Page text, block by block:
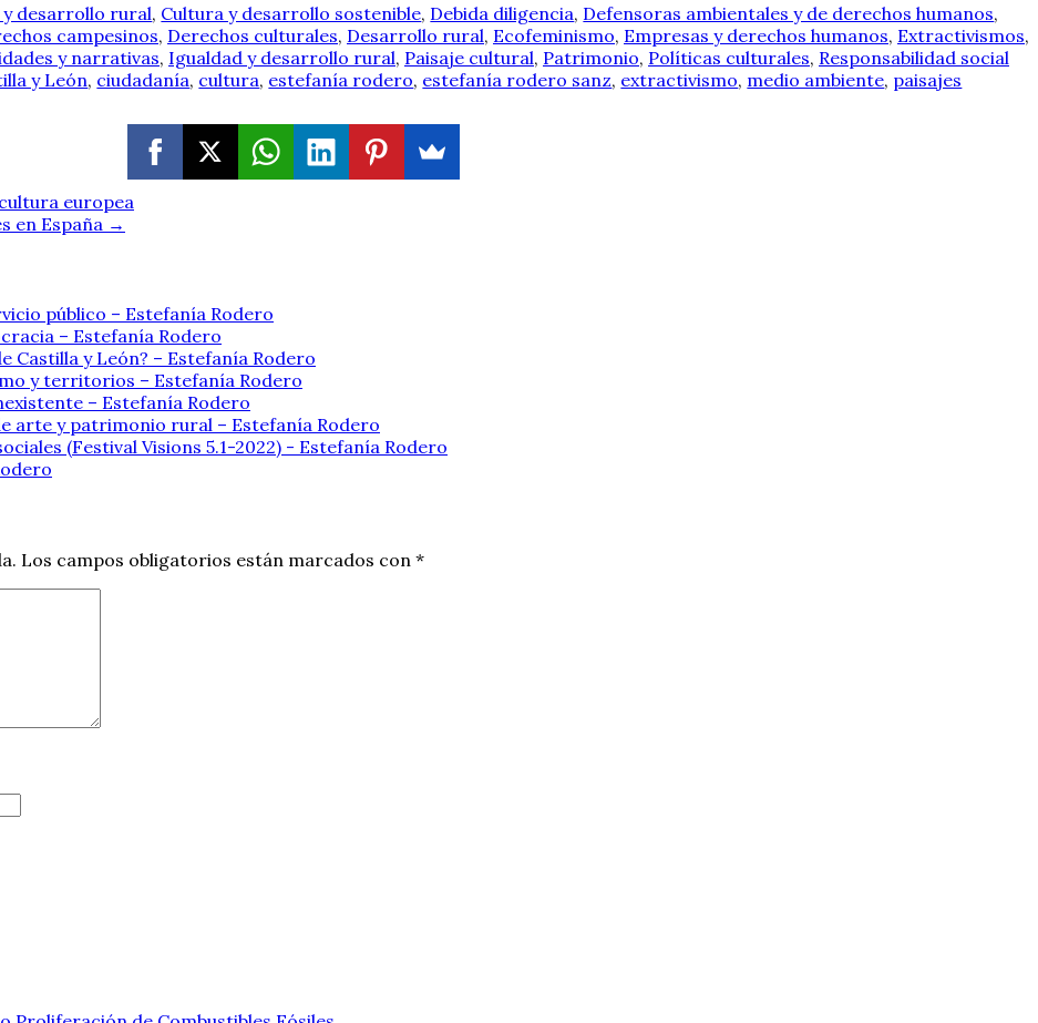
y desarrollo rural, Cultura y desarrollo sostenible, Debida diligencia, Defensoras ambientales y de derechos humanos,
campesinos, Derechos culturales, Desarrollo rural, Ecofeminismo, Empresas y derechos humanos, Extractivismos,
y narrativas, Igualdad y desarrollo rural, Paisaje cultural, Patrimonio, Políticas culturales, Responsabilidad social
y León, ciudadanía, cultura, estefanía rodero, estefanía rodero sanz, extractivismo, medio ambiente, paisajes
europea
en España →
público – Estefanía Rodero
– Estefanía Rodero
y León? – Estefanía Rodero
y territorios – Estefanía Rodero
– Estefanía Rodero
arte y patrimonio rural – Estefanía Rodero
(Festival Visions 5.1-2022) - Estefanía Rodero
Los campos obligatorios están marcados con *